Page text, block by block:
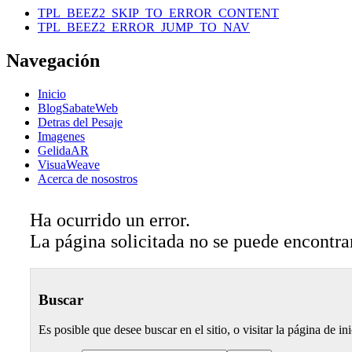
TPL_BEEZ2_SKIP_TO_ERROR_CONTENT
TPL_BEEZ2_ERROR_JUMP_TO_NAV
Navegación
Inicio
BlogSabateWeb
Detras del Pesaje
Imagenes
GelidaAR
VisuaWeave
Acerca de nosostros
Ha ocurrido un error.
La página solicitada no se puede
Buscar
Es posible que desee buscar en el sitio, o visitar la página de